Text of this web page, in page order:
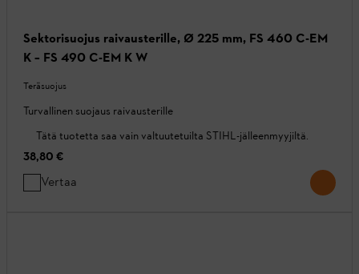
Sektorisuojus raivausterille, Ø 225 mm, FS 460 C-EM
K – FS 490 C-EM K W
Teräsuojus
Turvallinen suojaus raivausterille
Tätä tuotetta saa vain valtuutetuilta STIHL-jälleenmyyjiltä.
38,80 €
Vertaa